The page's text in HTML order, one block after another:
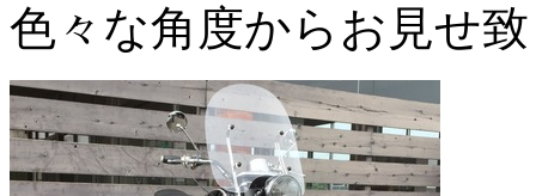
色々な角度からお見せ